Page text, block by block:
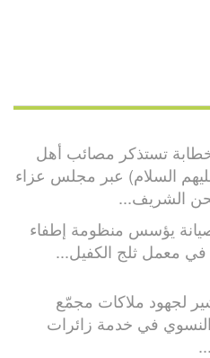
تستذكر مصائب أهل
السلام) عبر مجلس عزاء
الشريف...
يؤسس منظومة إطفاء
في معمل ثلج الكفيل...
لجهود ملاكات مجمّع
في خدمة زائرات